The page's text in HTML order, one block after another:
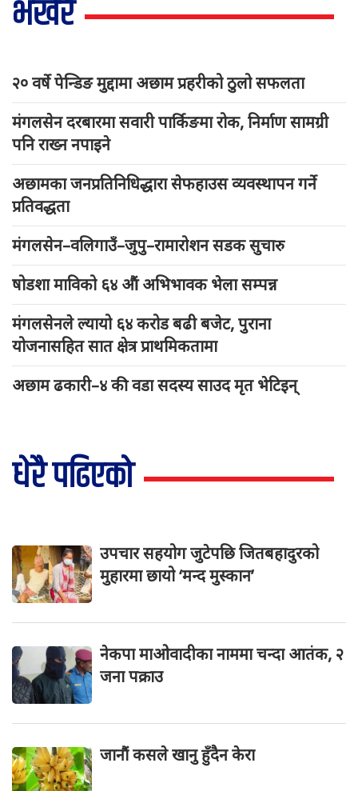
भर्खरै
२० वर्षे पेन्डिङ मुद्दामा अछाम प्रहरीको ठुलो सफलता
मंगलसेन दरबारमा सवारी पार्किङमा रोक, निर्माण सामग्री
पनि राख्न नपाइने
अछामका जनप्रतिनिधिद्धारा सेफहाउस व्यवस्थापन गर्ने
प्रतिवद्धता
मंगलसेन–वलिगाउँ–जुपु–रामारोशन सडक सुचारु
षोडशा माविको ६४ औं अभिभावक भेला सम्पन्न
मंगलसेनले ल्यायो ६४ करोड बढी बजेट, पुराना
योजनासहित सात क्षेत्र प्राथमिकतामा
अछाम ढकारी–४ की वडा सदस्य साउद मृत भेटिइन्
धेरै पढिएको
उपचार सहयोग जुटेपछि जितबहादुरको
मुहारमा छायो ‘मन्द मुस्कान’
नेकपा माओवादीका नाममा चन्दा आतंक, २
जना पक्राउ
जानौं कसले खानु हुँदैन केरा